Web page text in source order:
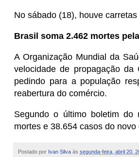
No sábado (18), houve
Brasil soma 2.462 mortes
A Organização Mundial da
velocidade de propagação
pedindo para a população
reabertura do comércio.
Segundo o último boletim do
mortes e 38.654 casos do novo
Postado por Ivan Silva às segunda-feira, abril 20,